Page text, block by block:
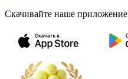
Скачивайте наше приложение